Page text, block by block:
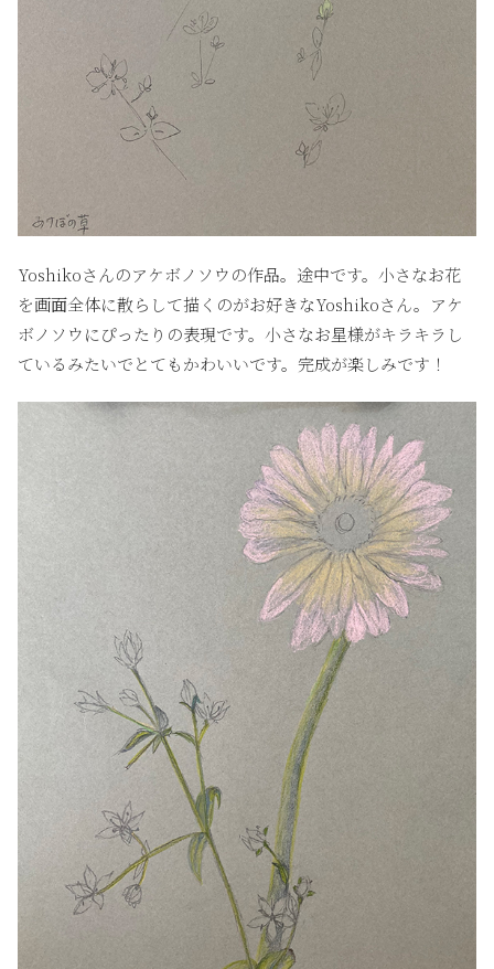
Yoshikoさんのアケボノソウの作品。途中です。小さなお花
を画面全体に散らして描くのがお好きなYoshikoさん。アケ
ボノソウにぴったりの表現です。小さなお星様がキラキラし
ているみたいでとてもかわいいです。完成が楽しみです！